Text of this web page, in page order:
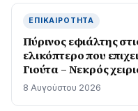
ΕΠΙΚΑΙΡΌΤΗΤΑ
Πύρινος εφιάλτης
ελικόπτερο που
Γιούτα – Νεκρός
Όρεγκον
8 Αυγούστου 2026